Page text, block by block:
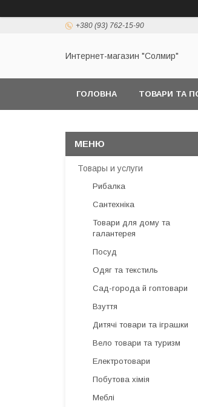
+380 (93) 762-15-90
Интернет-магазин "Солмир"
ГОЛОВНА ТОВАРИ ТА
Товары и услуги
Рибалка
Сантехніка
Товари для дому та
галантерея
Посуд
Одяг та текстиль
Сад-города й гоптовари
Взуття
Дитячі товари та іграшки
Вело товари та туризм
Електротовари
Побутова хімія
Меблі